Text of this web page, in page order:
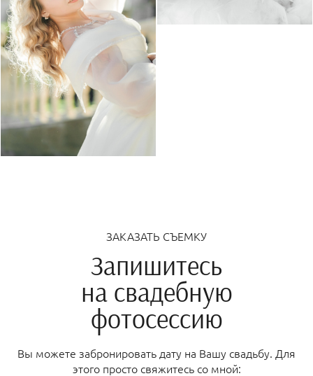
ЗАКАЗАТЬ СЪЕМКУ
Запишитесь
на свадебную
фотосессию
Вы можете забронировать дату на Вашу свадьбу. Для
этого просто свяжитесь со мной: